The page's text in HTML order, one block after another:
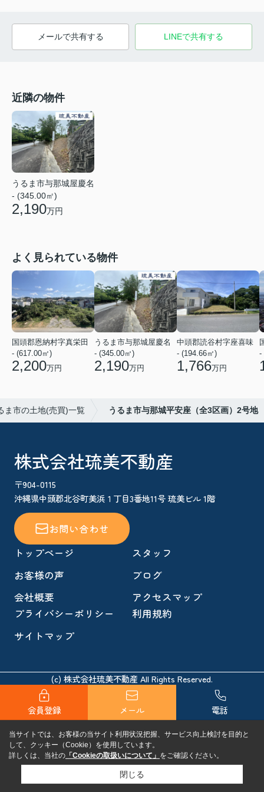
メールで共有する LINEで共有する
近隣の物件
うるま市与那城屋慶名
- (345.00㎡)
2,190万円
よく見られている物件
国頭郡恩納村字真栄田
- (617.00㎡)
2,200万円
うるま市与那城屋慶名
- (345.00㎡)
2,190万円
中頭郡読谷村字座喜味
- (194.66㎡)
1,766万円
-
ま市の土地(売買)一覧 うるま市与那城平安座（全3区画）2号地
株式会社琉美不動産
〒904-0115
沖縄県中頭郡北谷町美浜１丁目3番地11号 琉美ビル 1階
お問い合わせ
トップページ
スタッフ
お客様の声
ブログ
会社概要
アクセスマップ
プライバシーポリシー
利用規約
サイトマップ
(c) 株式会社琉美不動産 All Rights Reserved.
会員登録 メール 電話
当サイトでは、お客様の当サイト利用状況把握、サービス向上検討を目的と
して、クッキー（Cookie）を使用しています。
詳しくは、当社の 「Cookieの取扱いについて」 をご確認ください。
閉じる